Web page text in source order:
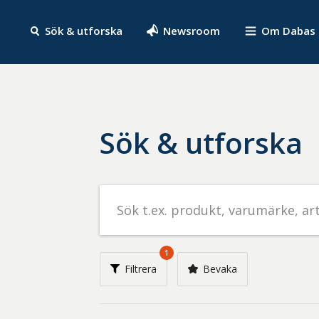
Sök & utforska Newsroom Om Dabas
Sök & utforska
Sök
livsmedel
på
t.ex.
produkt,
varumärke,
Filtrera
1
Bevaka